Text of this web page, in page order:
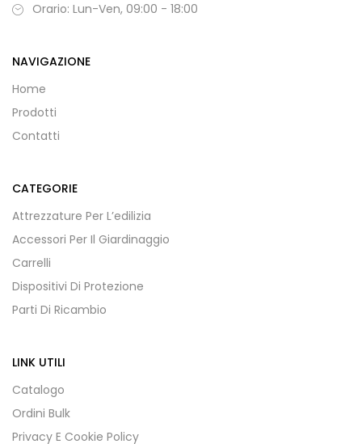
Orario: Lun-Ven, 09:00 - 18:00
NAVIGAZIONE
Home
Prodotti
Contatti
CATEGORIE
Attrezzature Per L’edilizia
Accessori Per Il Giardinaggio
Carrelli
Dispositivi Di Protezione
Parti Di Ricambio
LINK UTILI
Catalogo
Ordini Bulk
Privacy E Cookie Policy